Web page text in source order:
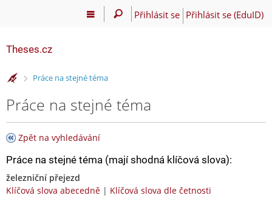
Přihlásit se Přihlásit se (EduID)
Theses.cz
>Práce na stejné téma
Práce na stejné téma
Zpět na vyhledávání
Práce na stejné téma (mají shodná klíčová slova):
železniční přejezd
Klíčová slova abecedně | Klíčová slova dle četnosti